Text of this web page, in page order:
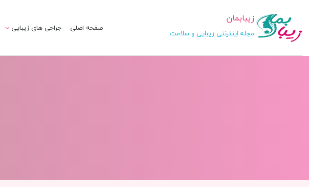
زیبابمان
مجله اینترنتی زیبایی و سلامت صفحه اصلی جراحی های زیبایی